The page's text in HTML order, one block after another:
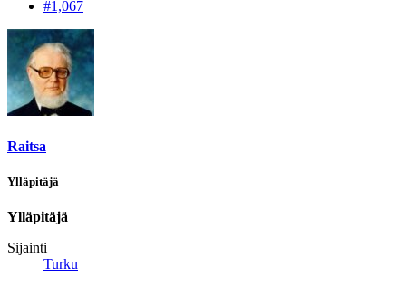
#1,067
Raitsa
Ylläpitäjä
Ylläpitäjä
Sijainti
Turku